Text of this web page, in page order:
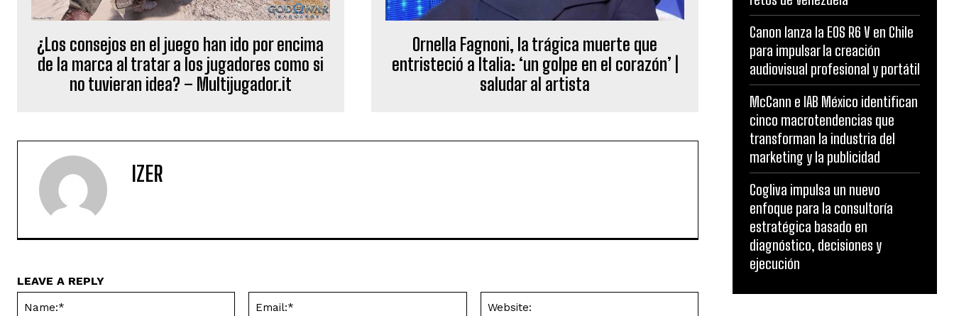
¿Los consejos en el juego han ido por encima
de la marca al tratar a los jugadores como si
no tuvieran idea? – Multijugador.it
Ornella Fagnoni, la trágica muerte que
entristeció a Italia: ‘un golpe en el corazón’ |
saludar al artista
IZER
LEAVE A REPLY
Canon lanza la EOS R6 V en Chile
para impulsar la creación
audiovisual profesional y portátil
McCann e IAB México identifican
cinco macrotendencias que
transforman la industria del
marketing y la publicidad
Cogliva impulsa un nuevo
enfoque para la consultoría
estratégica basado en
diagnóstico, decisiones y
ejecución